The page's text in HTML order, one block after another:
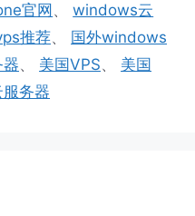
官网 、windows云
推荐、 国外windows
、 美国VPS、 美国
务器